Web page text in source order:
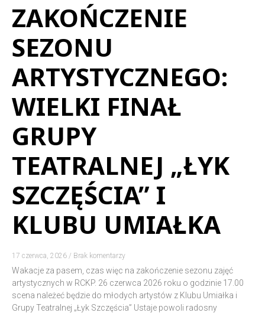
ZAKOŃCZENIE
SEZONU
ARTYSTYCZNEGO:
WIELKI FINAŁ
GRUPY
TEATRALNEJ „ŁYK
SZCZĘŚCIA” I
KLUBU UMIAŁKA
17 czerwca, 2026 Brak komentarzy
Wakacje za pasem, czas więc na zakończenie sezonu zajęć
artystycznych w RCKP. 26 czerwca 2026 roku o godzinie 17.00
scena należeć będzie do młodych artystów z Klubu Umiałka i
Grupy Teatralnej „Łyk Szczęścia” Ustaje powoli radosny